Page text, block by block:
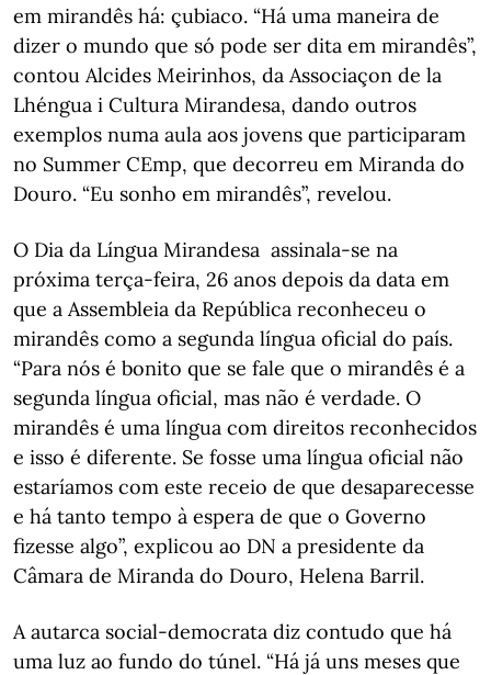
em mirandês há: çubiaco. “Há uma maneira de
dizer o mundo que só pode ser dita em mirandês”,
contou Alcides Meirinhos, da Associaçon de la
Lhéngua i Cultura Mirandesa, dando outros
exemplos numa aula aos jovens que participaram
no Summer CEmp, que decorreu em Miranda do
Douro. “Eu sonho em mirandês”, revelou.
O Dia da Língua Mirandesa assinala-se na
próxima terça-feira, 26 anos depois da data em
que a Assembleia da República reconheceu o
mirandês como a segunda língua oficial do país.
“Para nós é bonito que se fale que o mirandês é a
segunda língua oficial, mas não é verdade. O
mirandês é uma língua com direitos reconhecidos
e isso é diferente. Se fosse uma língua oficial não
estaríamos com este receio de que desaparecesse
e há tanto tempo à espera de que o Governo
fizesse algo”, explicou ao DN a presidente da
Câmara de Miranda do Douro, Helena Barril.
A autarca social-democrata diz contudo que há
uma luz ao fundo do túnel. “Há já uns meses que